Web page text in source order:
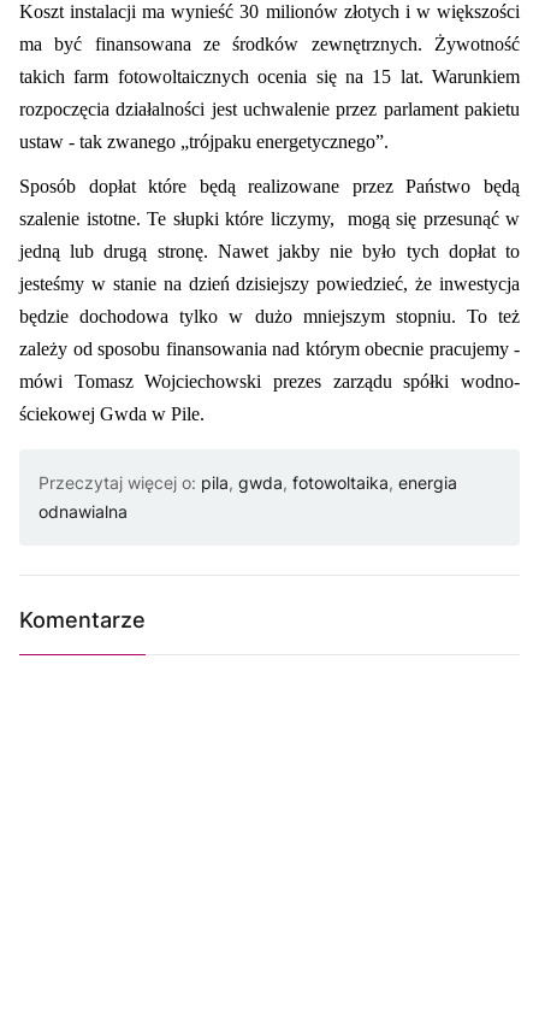
Koszt instalacji ma wynieść 30 milionów złotych i w większości
ma być finansowana ze środków zewnętrznych. Żywotność
takich farm fotowoltaicznych ocenia się na 15 lat. Warunkiem
rozpoczęcia działalności jest uchwalenie przez parlament pakietu
ustaw - tak zwanego „trójpaku energetycznego”.
Sposób dopłat które będą realizowane przez Państwo będą
szalenie istotne. Te słupki które liczymy, mogą się przesunąć w
jedną lub drugą stronę. Nawet jakby nie było tych dopłat to
jesteśmy w stanie na dzień dzisiejszy powiedzieć, że inwestycja
będzie dochodowa tylko w dużo mniejszym stopniu. To też
zależy od sposobu finansowania nad którym obecnie pracujemy -
mówi Tomasz Wojciechowski prezes zarządu spółki wodno-
ściekowej Gwda w Pile.
Przeczytaj więcej o: pila, gwda, fotowoltaika, energia
odnawialna
Komentarze